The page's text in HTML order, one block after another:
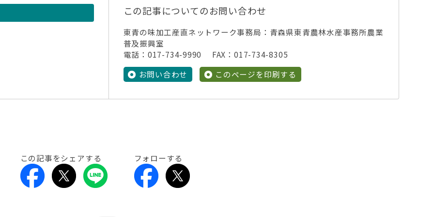
この記事についてのお問い合わせ
東青の味加工産直ネットワーク事務局：青森県東青農林水産事務所農業
普及振興室
電話：017-734-9990 FAX：017-734-8305
お問い合わせ
このページを印刷する
この記事をシェアする フォローする